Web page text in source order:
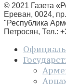
© 2021 Газета
Ереван, 0024,
"Республика
Петросян, Тел.: